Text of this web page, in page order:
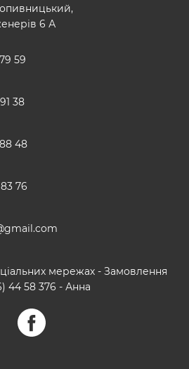
6 А
59
38
48
76
мережах - Замовлення
44 58 376 - Анна